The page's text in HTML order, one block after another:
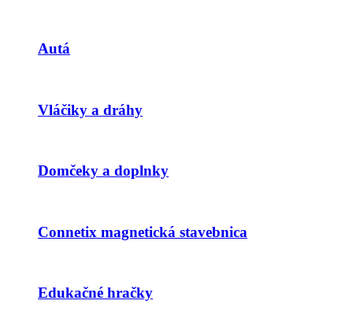
Autá
Vláčiky a dráhy
Domčeky a doplnky
Connetix magnetická stavebnica
Edukačné hračky